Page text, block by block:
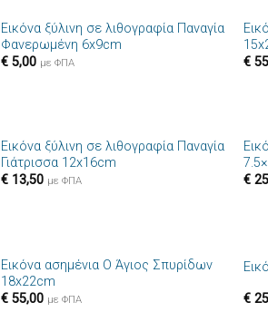
Εικόνα ξύλινη σε λιθογραφία Παναγία
Φανερωμένη 6x9cm
€ 5,00 με ΦΠΑ
€
Πρόσθήκη
Εικόνα ξύλινη σε λιθογραφία Παναγία
Γιάτρισσα 12x16cm
€ 13,50 με ΦΠΑ
€
Πρόσθήκη
Εικόνα ασημένια Ο Άγιος Σπυρίδων
18x22cm
€ 55,00 με ΦΠΑ €